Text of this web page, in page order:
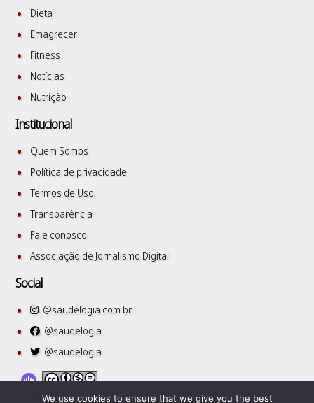
Dieta
Emagrecer
Fitness
Notícias
Nutrição
Institucional
Quem Somos
Política de privacidade
Termos de Uso
Transparência
Fale conosco
Associação de Jornalismo Digital
Social
@saudelogia.com.br
@saudelogia
@saudelogia
We use cookies to ensure that we give you the best